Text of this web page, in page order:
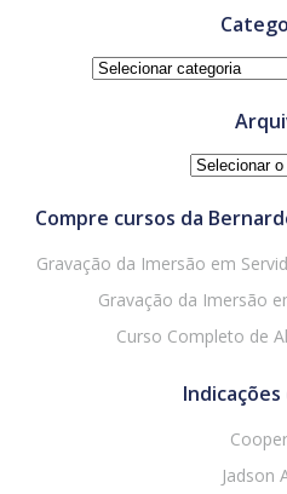
Categorias
Arquivo
Compre cursos da
Gravação da Imersão em
Gravação da Imersão
Curso Completo de
Jadson